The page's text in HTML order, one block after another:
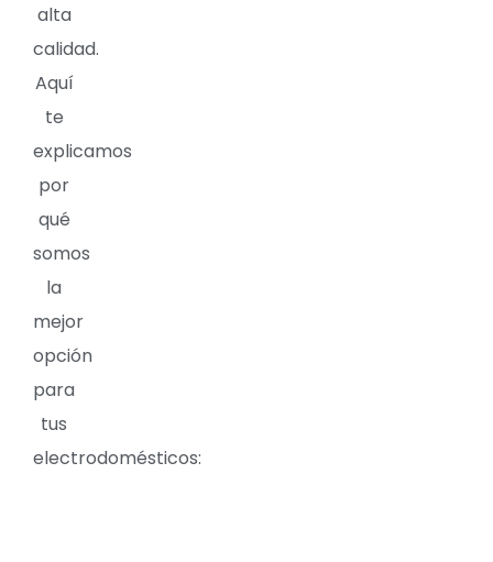
alta
calidad.
Aquí
te
explicamos
por
qué
somos
la
mejor
opción
para
tus
electrodomésticos: